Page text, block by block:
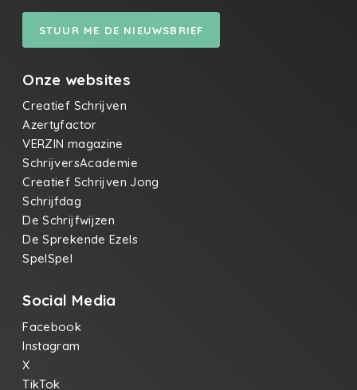
STUUR ME DE NIEUWSBRIEF
Onze websites
Creatief Schrijven
Azertyfactor
VERZIN magazine
SchrijversAcademie
Creatief Schrijven Jong
Schrijfdag
De Schrijfwijzen
De Sprekende Ezels
SpelSpel
Social Media
Facebook
Instagram
X
TikTok